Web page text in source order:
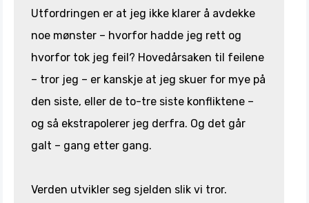
Utfordringen er at jeg ikke klarer å avdekke
noe mønster – hvorfor hadde jeg rett og
hvorfor tok jeg feil? Hovedårsaken til feilene
– tror jeg – er kanskje at jeg skuer for mye på
den siste, eller de to-tre siste konfliktene –
og så ekstrapolerer jeg derfra. Og det går
galt – gang etter gang.
Verden utvikler seg sjelden slik vi tror.